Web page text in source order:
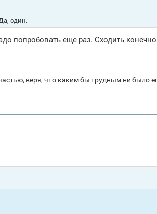
один.
попробовать еще раз. Сходить
веря, что каким бы трудным ни было